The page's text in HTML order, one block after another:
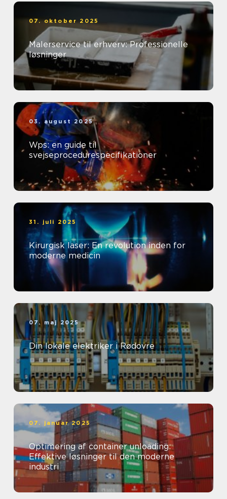
07. oktober 2025
Malerservice til erhverv: Professionelle
løsninger
03. august 2025
Wps: en guide til
svejseprocedurespecifikationer
31. juli 2025
Kirurgisk laser: En revolution inden for
moderne medicin
07. maj 2025
Din lokale elektriker i Rødovre
07. januar 2025
Optimering af container unloading:
Effektive løsninger til den moderne
industri